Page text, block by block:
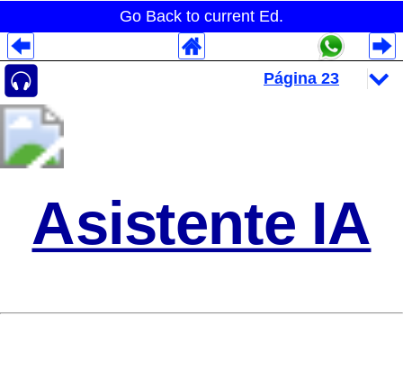
Go Back to current Ed.
Asistente IA
Despliegues Analytics
Despliegues Totales
Despliegues por Rubros